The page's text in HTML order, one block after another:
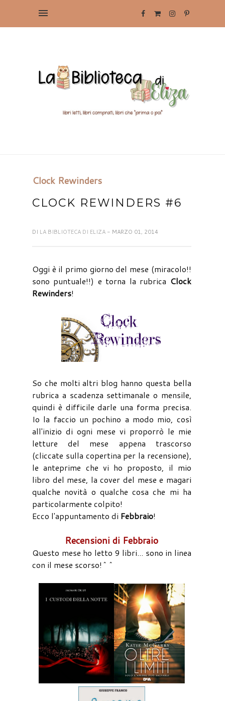
Clock Rewinders
CLOCK REWINDERS #6
DI LA BIBLIOTECA DI ELIZA - MARZO 01, 2014
Oggi è il primo giorno del mese (miracolo!!
sono puntuale!!) e torna la rubrica Clock
Rewinders!
So che molti altri blog hanno questa bella
rubrica a scadenza settimanale o mensile,
quindi è difficile darle una forma precisa.
Io la faccio un pochino a modo mio, così
all'inizio di ogni mese vi proporrò le mie
letture del mese appena trascorso
(cliccate sulla copertina per la recensione),
le anteprime che vi ho proposto, il mio
libro del mese, la cover del mese e magari
qualche novità o qualche cosa che mi ha
particolarmente colpito!
Ecco l'appuntamento di Febbraio!
Recensioni di Febbraio
Questo mese ho letto 9 libri... sono in linea
con il mese scorso!^^